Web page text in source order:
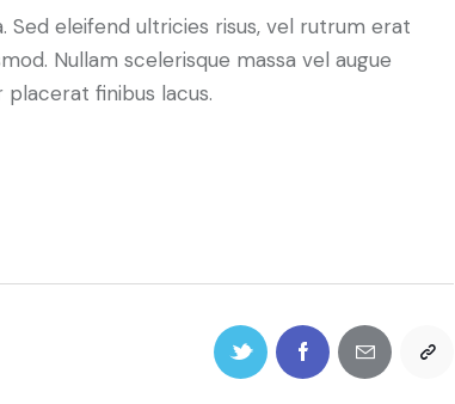
eleifend ultricies risus, vel rutrum erat
Nullam scelerisque massa vel augue
finibus lacus.